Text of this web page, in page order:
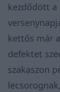
kezdődött a
kettős már
defektet
szakaszon